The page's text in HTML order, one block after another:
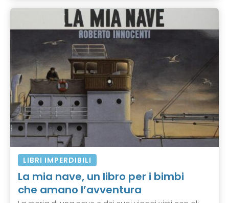
LIBRI IMPERDIBILI
La mia nave, un libro per i bimbi
che amano l’avventura